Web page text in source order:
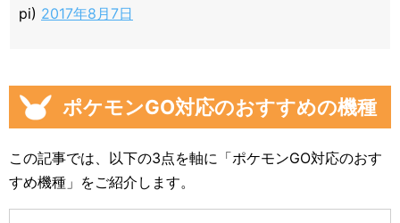
pi) 2017年8月7日
ポケモンGO対応のおすすめの機種
この記事では、以下の3点を軸に「ポケモンGO対応のおす
すめ機種」をご紹介します。